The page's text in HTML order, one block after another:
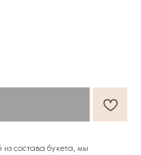
из состава букета, мы